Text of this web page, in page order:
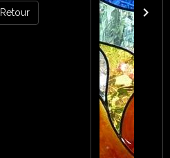
Retour